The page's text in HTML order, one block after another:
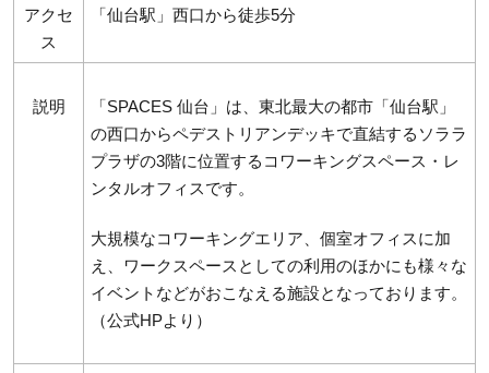
アクセ
ス
「仙台駅」西口から徒歩5分
説明
「SPACES 仙台」は、東北最大の都市「仙台駅」
の西口からペデストリアンデッキで直結するソララ
プラザの3階に位置するコワーキングスペース・レ
ンタルオフィスです。
大規模なコワーキングエリア、個室オフィスに加
え、ワークスペースとしての利用のほかにも様々な
イベントなどがおこなえる施設となっております。
（公式HPより）